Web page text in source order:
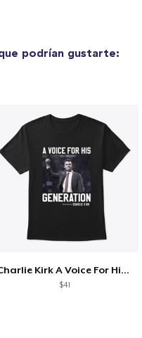
podrían gustarte:
Charlie Kirk A Voice For His Generation
$41